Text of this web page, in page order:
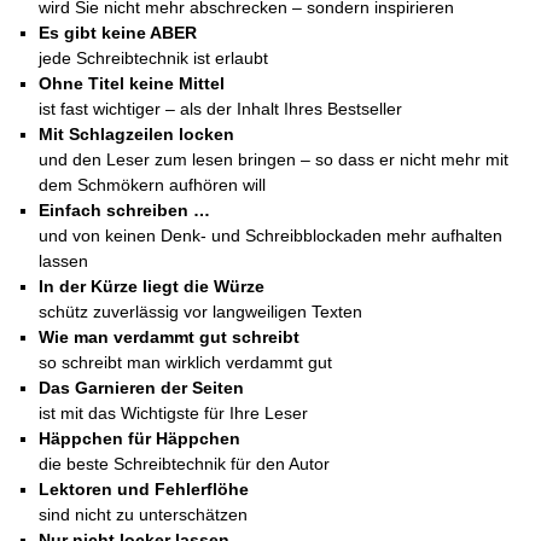
GbR-Vertrag mit beschränkter Haftung
GbR als Einzelperson gründen
wird Sie nicht mehr abschrecken – sondern inspirieren
Es gibt keine ABER
jede Schreibtechnik ist erlaubt
Ohne Titel keine Mittel
ist fast wichtiger – als der Inhalt Ihres Bestseller
Mit Schlagzeilen locken
und den Leser zum lesen bringen – so dass er nicht mehr mit
dem Schmökern aufhören will
Einfach schreiben …
und von keinen Denk- und Schreibblockaden mehr aufhalten
lassen
In der Kürze liegt die Würze
schütz zuverlässig vor langweiligen Texten
Wie man verdammt gut schreibt
so schreibt man wirklich verdammt gut
Das Garnieren der Seiten
ist mit das Wichtigste für Ihre Leser
Häppchen für Häppchen
die beste Schreibtechnik für den Autor
Lektoren und Fehlerflöhe
sind nicht zu unterschätzen